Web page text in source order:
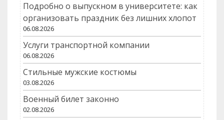
Подробно о выпускном в университете: как
организовать праздник без лишних хлопот
06.08.2026
Услуги транспортной компании
06.08.2026
Стильные мужские костюмы
03.08.2026
Военный билет законно
02.08.2026